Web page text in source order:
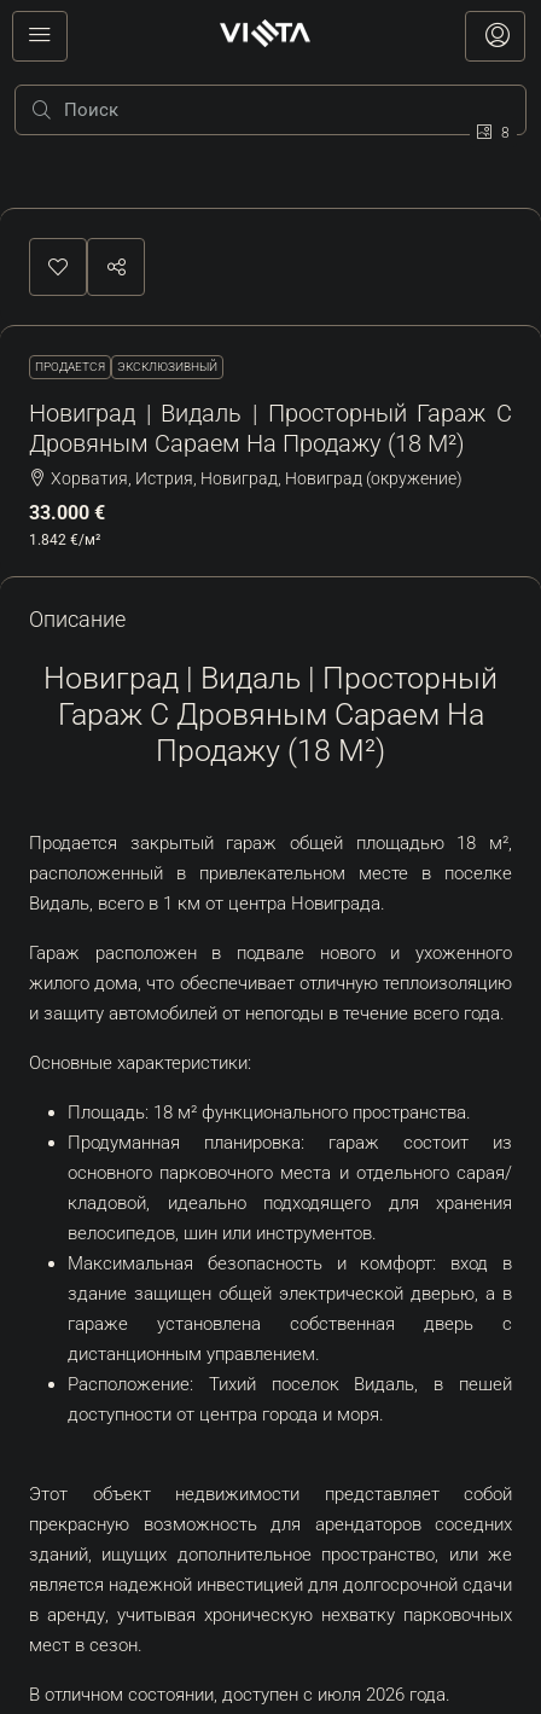
8
ПРОДАЕТСЯ ЭКСКЛЮЗИВНЫЙ
Новиград | Видаль | Просторный Гараж С
Дровяным Сараем На Продажу (18 М²)
Хорватия, Истрия, Новиград, Новиград (окружение)
33.000 €
1.842 €/м²
Описание
Новиград | Видаль | Просторный
Гараж С Дровяным Сараем На
Продажу (18 М²)
Продается закрытый гараж общей площадью 18 м²,
расположенный в привлекательном месте в поселке
Видаль, всего в 1 км от центра Новиграда.
Гараж расположен в подвале нового и ухоженного
жилого дома, что обеспечивает отличную теплоизоляцию
и защиту автомобилей от непогоды в течение всего года.
Основные характеристики:
Площадь: 18 м² функционального пространства.
Продуманная планировка: гараж состоит из
основного парковочного места и отдельного сарая/
кладовой, идеально подходящего для хранения
велосипедов, шин или инструментов.
Максимальная безопасность и комфорт: вход в
здание защищен общей электрической дверью, а в
гараже установлена собственная дверь с
дистанционным управлением.
Расположение: Тихий поселок Видаль, в пешей
доступности от центра города и моря.
Этот объект недвижимости представляет собой
прекрасную возможность для арендаторов соседних
зданий, ищущих дополнительное пространство, или же
является надежной инвестицией для долгосрочной сдачи
в аренду, учитывая хроническую нехватку парковочных
мест в сезон.
В отличном состоянии, доступен с июля 2026 года.